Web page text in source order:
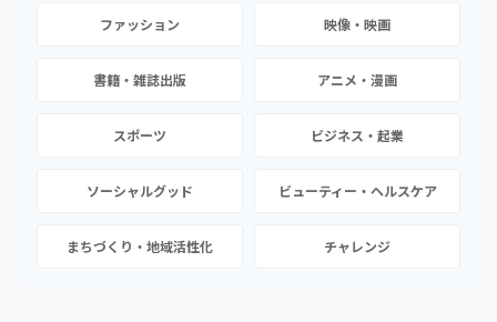
ファッション 映像・映画
書籍・雑誌出版 アニメ・漫画
スポーツ ビジネス・起業
ソーシャルグッド ビューティー・ヘルスケア
まちづくり・地域活性化 チャレンジ